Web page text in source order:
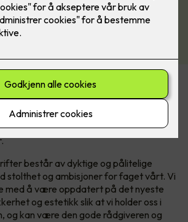
våre medlemsfordeler
medlemseid og medlemsstyrt
over 195 uavhengige
består av dyktige og pålitelige
stolthet og ambisjoner for faget vårt. Vi
med å være oppdatert på det nyeste
og estetikk slik at vi holder oss i
og kan være den gode rådgiveren og